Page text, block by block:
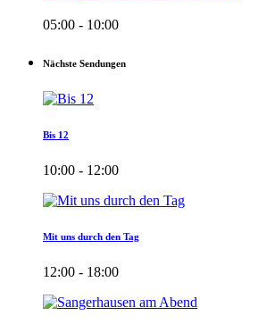
05:00 - 10:00
Nächste Sendungen
Bis 12
10:00 - 12:00
Mit uns durch den Tag
12:00 - 18:00